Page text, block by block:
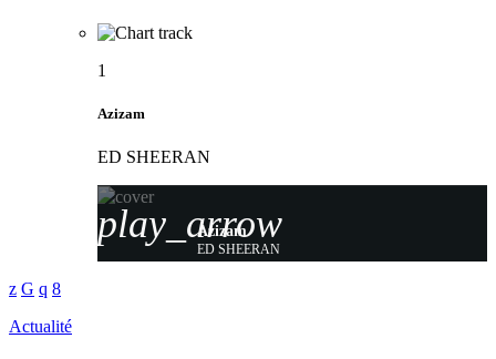
1
Azizam
ED SHEERAN
play_arrow
Azizam
ED SHEERAN
Actualité